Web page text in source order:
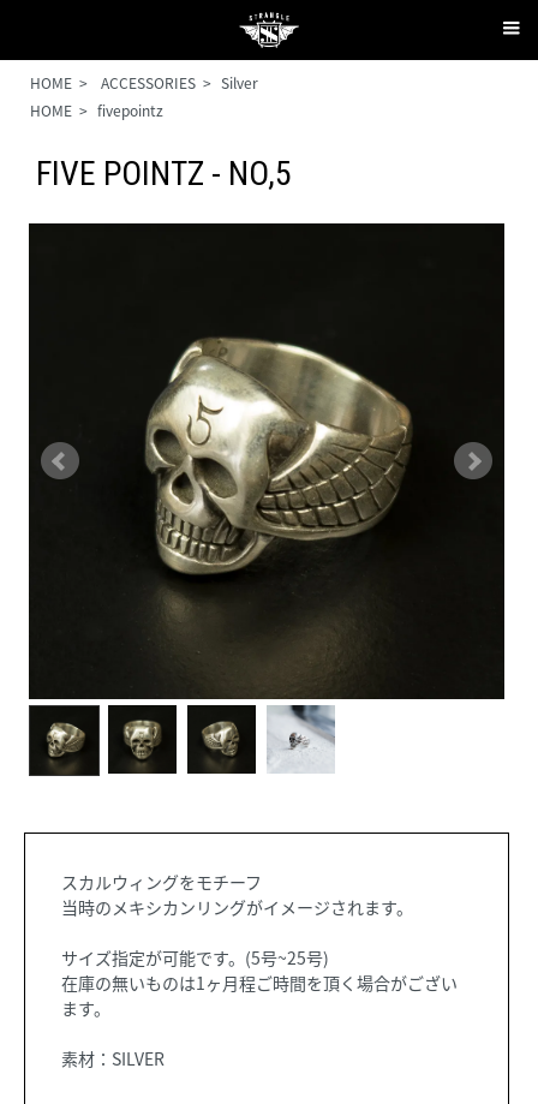
HOME > ACCESSORIES > Silver
HOME > fivepointz
FIVE POINTZ - NO,5
スカルウィングをモチーフ
当時のメキシカンリングがイメージされます。
サイズ指定が可能です。(5号~25号)
在庫の無いものは1ヶ月程ご時間を頂く場合がござい
ます。
素材：SILVER